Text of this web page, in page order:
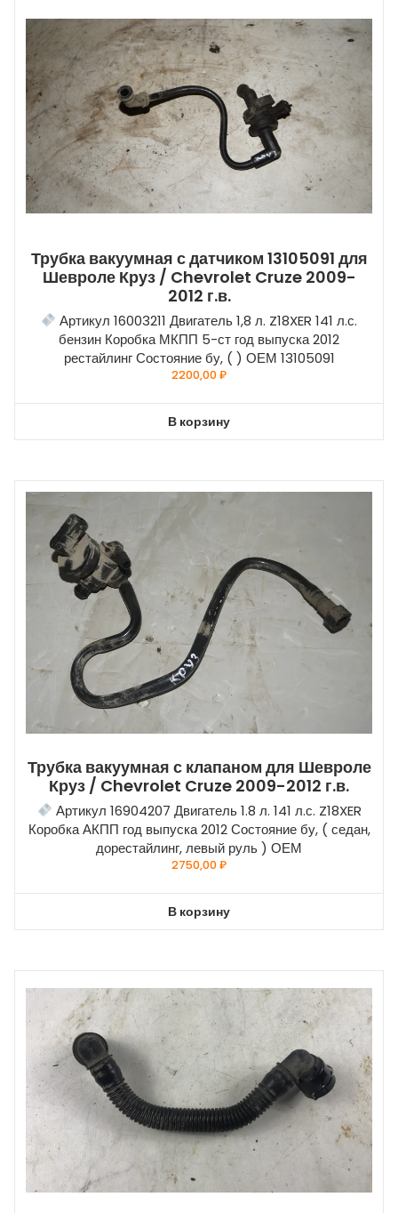
Трубка вакуумная с датчиком 13105091 для
Шевроле Круз / Chevrolet Cruze 2009-
2012 г.в.
Артикул 16003211 Двигатель 1,8 л. Z18XER 141 л.с.
бензин Коробка МКПП 5-ст год выпуска 2012
рестайлинг Состояние бу, ( ) ОЕМ 13105091
2200,00₽
В корзину
Трубка вакуумная с клапаном для Шевроле
Круз / Chevrolet Cruze 2009-2012 г.в.
Артикул 16904207 Двигатель 1.8 л. 141 л.с. Z18XER
Коробка АКПП год выпуска 2012 Состояние бу, ( седан,
дорестайлинг, левый руль ) ОЕМ
2750,00₽
В корзину